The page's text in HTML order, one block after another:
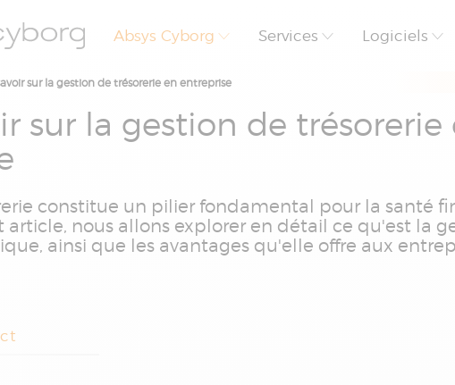
Absys Cyborg Services Logiciels
sur la gestion de trésorerie en entreprise
sur la gestion de trésorerie
constitue un pilier fondamental pour la santé
article, nous allons explorer en détail ce qu'est la
ainsi que les avantages qu'elle offre aux